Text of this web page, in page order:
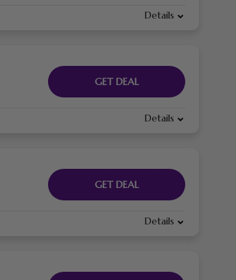
Details
GET DEAL
Details
GET DEAL
Details